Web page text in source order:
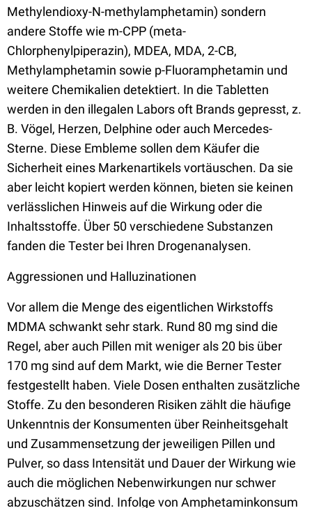
Methylendioxy-N-methylamphetamin) sondern
andere Stoffe wie m-CPP (meta-
Chlorphenylpiperazin), MDEA, MDA, 2-CB,
Methylamphetamin sowie p-Fluoramphetamin und
weitere Chemikalien detektiert. In die Tabletten
werden in den illegalen Labors oft Brands gepresst, z.
B. Vögel, Herzen, Delphine oder auch Mercedes-
Sterne. Diese Embleme sollen dem Käufer die
Sicherheit eines Markenartikels vortäuschen. Da sie
aber leicht kopiert werden können, bieten sie keinen
verlässlichen Hinweis auf die Wirkung oder die
Inhaltsstoffe. Über 50 verschiedene Substanzen
fanden die Tester bei Ihren Drogenanalysen.
Aggressionen und Halluzinationen
Vor allem die Menge des eigentlichen Wirkstoffs
MDMA schwankt sehr stark. Rund 80 mg sind die
Regel, aber auch Pillen mit weniger als 20 bis über
170 mg sind auf dem Markt, wie die Berner Tester
festgestellt haben. Viele Dosen enthalten zusätzliche
Stoffe. Zu den besonderen Risiken zählt die häufige
Unkenntnis der Konsumenten über Reinheitsgehalt
und Zusammensetzung der jeweiligen Pillen und
Pulver, so dass Intensität und Dauer der Wirkung wie
auch die möglichen Nebenwirkungen nur schwer
abzuschätzen sind. Infolge von Amphetaminkonsum